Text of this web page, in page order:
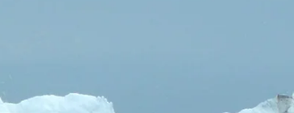
Frankrike